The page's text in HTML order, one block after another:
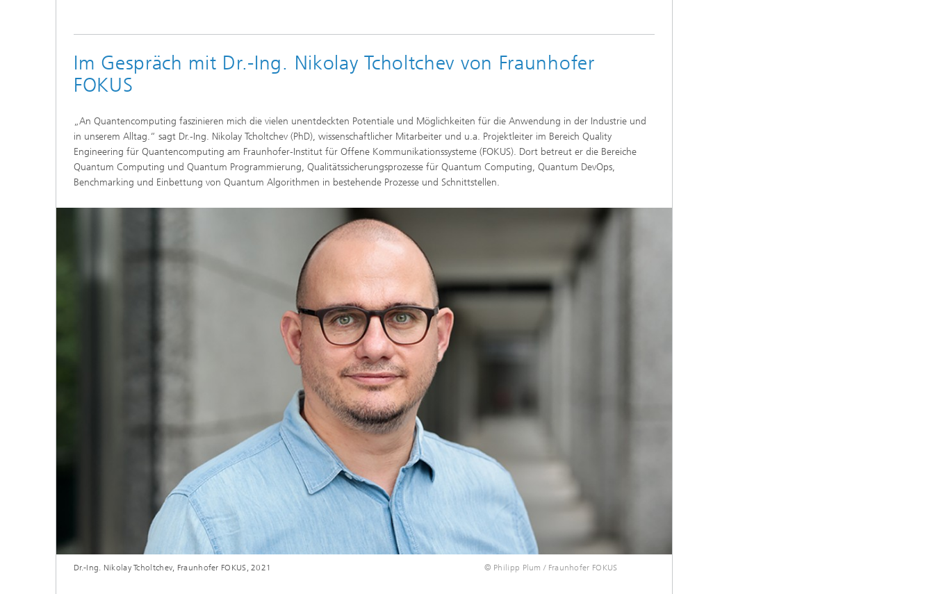
Im Gespräch mit Dr.-Ing. Nikolay Tcholtchev von Fraunhofer
FOKUS
„An Quantencomputing faszinieren mich die vielen unentdeckten Potentiale und Möglichkeiten für die Anwendung in der Industrie und
in unserem Alltag.“ sagt Dr.-Ing. Nikolay Tcholtchev (PhD), wissenschaftlicher Mitarbeiter und u.a. Projektleiter im Bereich Quality
Engineering für Quantencomputing am Fraunhofer-Institut für Offene Kommunikationssysteme (FOKUS). Dort betreut er die Bereiche
Quantum Computing und Quantum Programmierung, Qualitätssicherungsprozesse für Quantum Computing, Quantum DevOps,
Benchmarking und Einbettung von Quantum Algorithmen in bestehende Prozesse und Schnittstellen.
© Philipp Plum / Fraunhofer FOKUS
Dr.-Ing. Nikolay Tcholtchev, Fraunhofer FOKUS, 2021